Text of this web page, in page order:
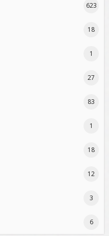
623
18
1
27
83
1
18
12
3
6